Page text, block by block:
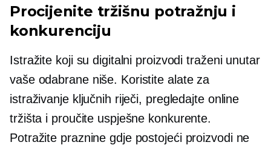
Procijenite tržišnu potražnju i
konkurenciju
Istražite koji su digitalni proizvodi traženi unutar
vaše odabrane niše. Koristite alate za
istraživanje ključnih riječi, pregledajte online
tržišta i proučite uspješne konkurente.
Potražite praznine gdje postojeći proizvodi ne